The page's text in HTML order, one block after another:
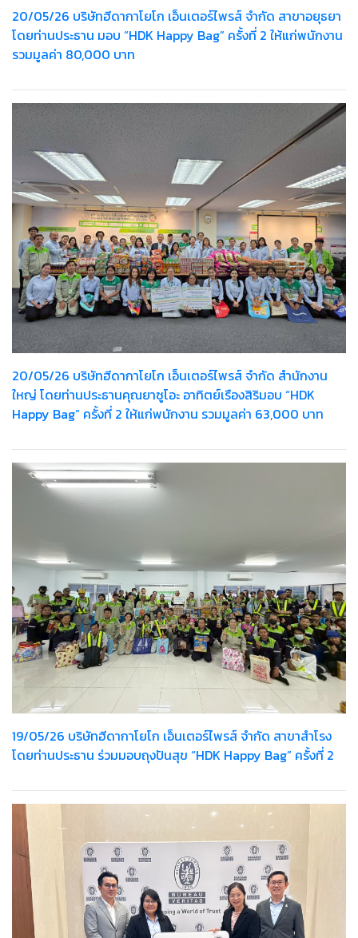
20/05/26 บริษัทฮีดากาโยโก เอ็นเตอร์ไพรส์ จำกัด สาขาอยุธยา
โดยท่านประธาน มอบ “HDK Happy Bag” ครั้งที่ 2 ให้แก่พนักงาน
รวมมูลค่า 80,000 บาท
20/05/26 บริษัทฮีดากาโยโก เอ็นเตอร์ไพรส์ จำกัด สำนักงาน
ใหญ่ โดยท่านประธานคุณยาซูโอะ อาทิตย์เรืองสิริมอบ “HDK
Happy Bag” ครั้งที่ 2 ให้แก่พนักงาน รวมมูลค่า 63,000 บาท
19/05/26 บริษัทฮีดากาโยโก เอ็นเตอร์ไพรส์ จำกัด สาขาสำโรง
โดยท่านประธาน ร่วมมอบถุงปันสุข “HDK Happy Bag” ครั้งที่ 2